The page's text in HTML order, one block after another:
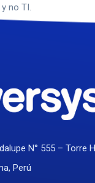
no TI.
N° 555 – Torre H
Perú